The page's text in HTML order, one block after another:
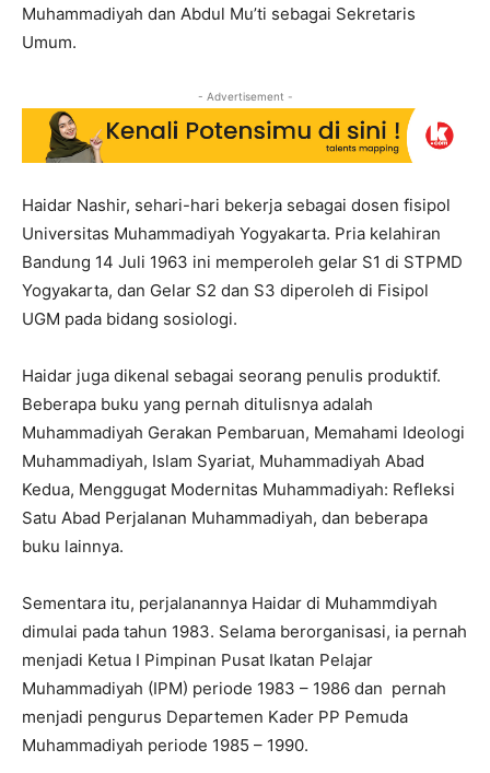
Muhammadiyah dan Abdul Mu’ti sebagai Sekretaris
Umum.
- Advertisement -
Haidar Nashir, sehari-hari bekerja sebagai dosen fisipol
Universitas Muhammadiyah Yogyakarta. Pria kelahiran
Bandung 14 Juli 1963 ini memperoleh gelar S1 di STPMD
Yogyakarta, dan Gelar S2 dan S3 diperoleh di Fisipol
UGM pada bidang sosiologi.
Haidar juga dikenal sebagai seorang penulis produktif.
Beberapa buku yang pernah ditulisnya adalah
Muhammadiyah Gerakan Pembaruan, Memahami Ideologi
Muhammadiyah, Islam Syariat, Muhammadiyah Abad
Kedua, Menggugat Modernitas Muhammadiyah: Refleksi
Satu Abad Perjalanan Muhammadiyah, dan beberapa
buku lainnya.
Sementara itu, perjalanannya Haidar di Muhammdiyah
dimulai pada tahun 1983. Selama berorganisasi, ia pernah
menjadi Ketua I Pimpinan Pusat Ikatan Pelajar
Muhammadiyah (IPM) periode 1983 – 1986 dan pernah
menjadi pengurus Departemen Kader PP Pemuda
Muhammadiyah periode 1985 – 1990.